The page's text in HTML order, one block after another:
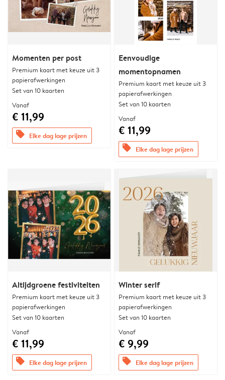
Momenten per post
Premium kaart met keuze uit 3
papierafwerkingen
Set van 10 kaarten
Vanaf
€ 11,99
offers Elke dag lage prijzen
Eenvoudige
momentopnamen
Premium kaart met keuze uit 3
papierafwerkingen
Set van 10 kaarten
Vanaf
€ 11,99
offers Elke dag lage prijzen
Altijdgroene festiviteiten
Premium kaart met keuze uit 3
papierafwerkingen
Set van 10 kaarten
Vanaf
€ 11,99
offers Elke dag lage prijzen
Winter serif
Premium kaart met keuze uit 3
papierafwerkingen
Set van 10 kaarten
Vanaf
€ 9,99
offers Elke dag lage prijzen